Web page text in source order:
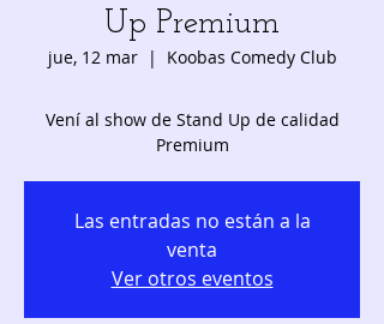
Up Premium
jue, 12 mar
  |
Koobas Comedy Club
Vení al show de Stand Up de calidad
Premium
Las entradas no están a la
venta
Ver otros eventos